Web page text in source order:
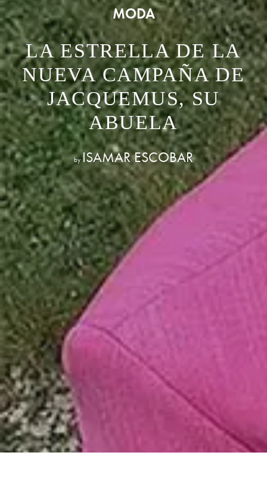
MODA
LA ESTRELLA DE LA
NUEVA CAMPAÑA DE
JACQUEMUS, SU
ABUELA
by ISAMAR ESCOBAR